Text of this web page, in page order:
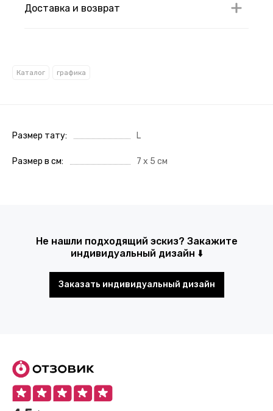
Доставка и возврат
Каталог графика
Размер тату L
Размер в см 7 х 5 см
Не нашли подходящий эскиз? Закажите
индивидуальный дизайн ⬇️
Заказать индивидуальный дизайн